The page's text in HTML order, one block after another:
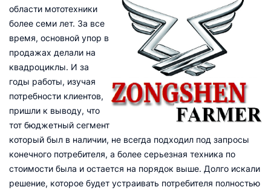
области мототехники
более семи лет. За все
время, основной упор в
продажах делали на
квадроциклы. И за
годы работы, изучая
потребности клиентов,
пришли к выводу, что
тот бюджетный сегмент
который был в наличии, не всегда подходил под запросы
конечного потребителя, а более серьезная техника по
стоимости была и остается на порядок выше. Долго искали
решение, которое будет устраивать потребителя полностью